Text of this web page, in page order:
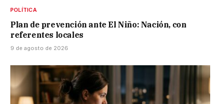
POLÍTICA
Plan de prevención ante El Niño: Nación, con
referentes locales
9 de agosto de 2026